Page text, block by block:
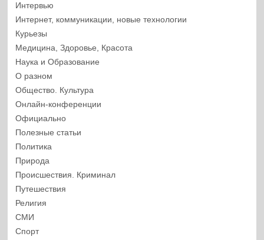
Интервью
Интернет, коммуникации, новые технологии
Курьезы
Медицина, Здоровье, Красота
Наука и Образование
О разном
Общество. Культура
Онлайн-конференции
Официально
Полезные статьи
Политика
Природа
Происшествия. Криминал
Путешествия
Религия
СМИ
Спорт